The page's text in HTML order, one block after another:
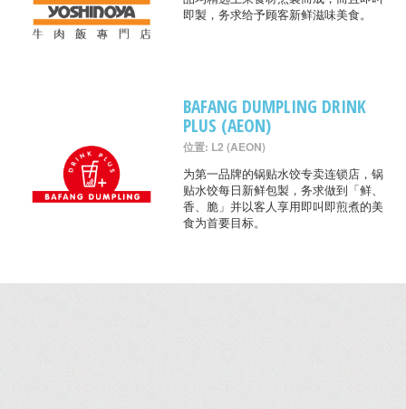
即製，务求给予顾客新鲜滋味美食。
BAFANG DUMPLING DRINK
PLUS (AEON)
位置: L2 (AEON)
为第一品牌的锅贴水饺专卖连锁店，锅
贴水饺每日新鲜包製，务求做到「鲜、
香、脆」并以客人享用即叫即煎煮的美
食为首要目标。